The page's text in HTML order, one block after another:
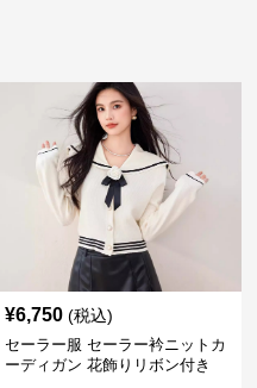
¥6,750 (税込)
セーラー服 セーラー衿ニットカ
ーディガン 花飾りリボン付き